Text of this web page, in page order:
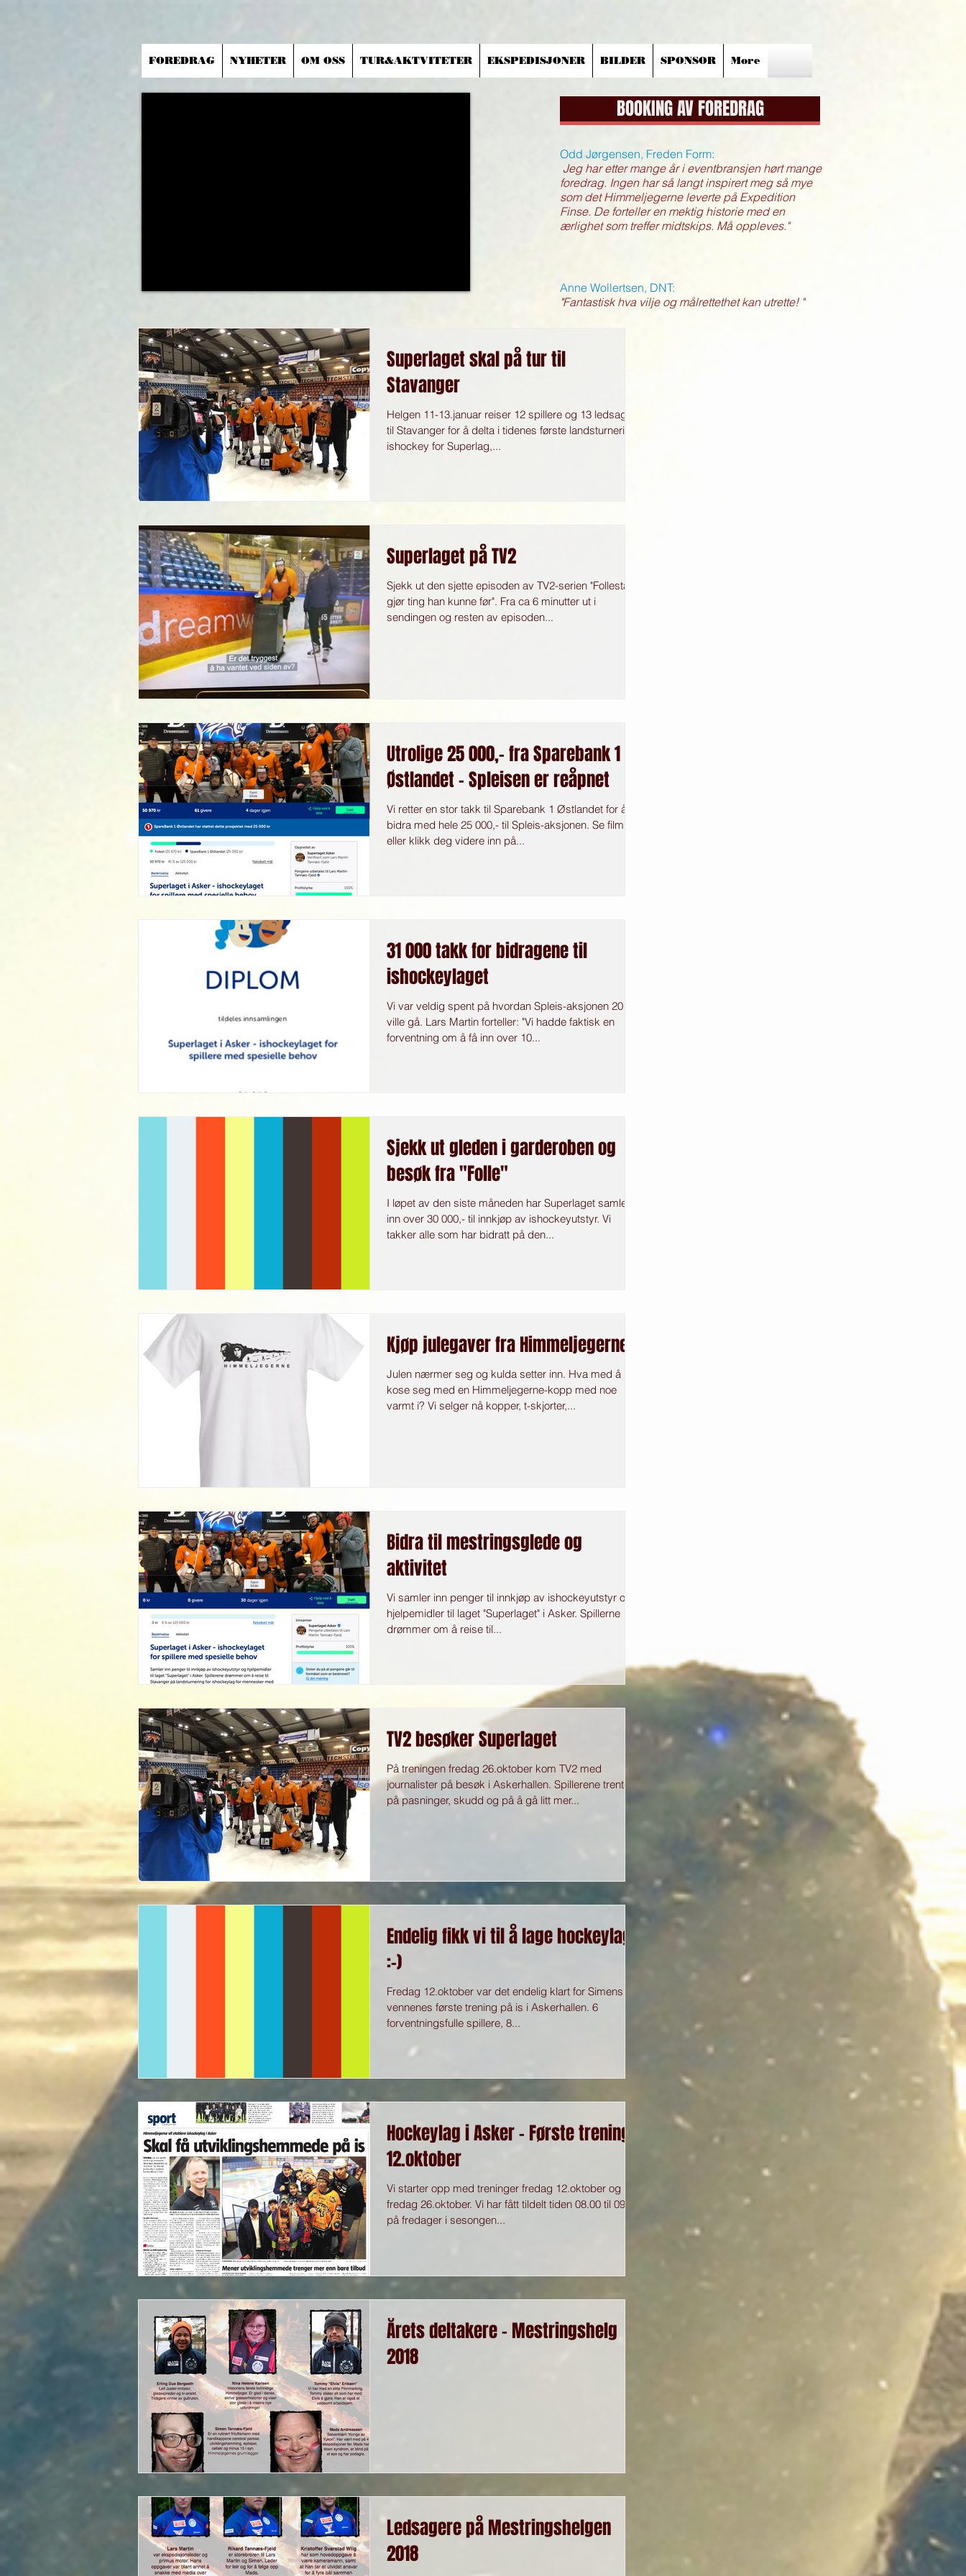
FOREDRAG NYHETER OM OSS TUR&AKTVITETER EKSPEDISJONER BILDER SPONSOR More
BOOKING AV FOREDRAG
Odd Jørgensen, Freden Form:
Jeg har etter mange år i eventbransjen hørt mange
foredrag. Ingen har så langt inspirert meg så mye
som det Himmeljegerne leverte på Expedition
Finse. De forteller en mektig historie med en
ærlighet som treffer midtskips. Må oppleves."
Anne Wollertsen, DNT:
"Fantastisk hva vilje og målrettethet kan utrette! "
Superlaget skal på tur til
Stavanger
Helgen 11-13.januar reiser 12 spillere og 13 ledsagere
til Stavanger for å delta i tidenes første landsturnering i
ishockey for Superlag,...
Superlaget på TV2
Sjekk ut den sjette episoden av TV2-serien "Follestad
gjør ting han kunne før". Fra ca 6 minutter ut i
sendingen og resten av episoden...
Utrolige 25 000,- fra Sparebank 1
Østlandet - Spleisen er reåpnet
Vi retter en stor takk til Sparebank 1 Østlandet for å
bidra med hele 25 000,- til Spleis-aksjonen. Se film
eller klikk deg videre inn på...
31 000 takk for bidragene til
ishockeylaget
Vi var veldig spent på hvordan Spleis-aksjonen 2018
ville gå. Lars Martin forteller: "Vi hadde faktisk en
forventning om å få inn over 10...
Sjekk ut gleden i garderoben og
besøk fra "Folle"
I løpet av den siste måneden har Superlaget samlet
inn over 30 000,- til innkjøp av ishockeyutstyr. Vi
takker alle som har bidratt på den...
Kjøp julegaver fra Himmeljegerne
Julen nærmer seg og kulda setter inn. Hva med å
kose seg med en Himmeljegerne-kopp med noe
varmt i? Vi selger nå kopper, t-skjorter,...
Bidra til mestringsglede og
aktivitet
Vi samler inn penger til innkjøp av ishockeyutstyr og
hjelpemidler til laget "Superlaget" i Asker. Spillerne
drømmer om å reise til...
TV2 besøker Superlaget
På treningen fredag 26.oktober kom TV2 med
journalister på besøk i Askerhallen. Spillerene trente
på pasninger, skudd og på å gå litt mer...
Endelig fikk vi til å lage hockeylag
:-)
Fredag 12.oktober var det endelig klart for Simens og
vennenes første trening på is i Askerhallen. 6
forventningsfulle spillere, 8...
Hockeylag i Asker - Første trening
12.oktober
Vi starter opp med treninger fredag 12.oktober og
fredag 26.oktober. Vi har fått tildelt tiden 08.00 til 09.30
på fredager i sesongen...
Årets deltakere - Mestringshelg
2018
Ledsagere på Mestringshelgen
2018